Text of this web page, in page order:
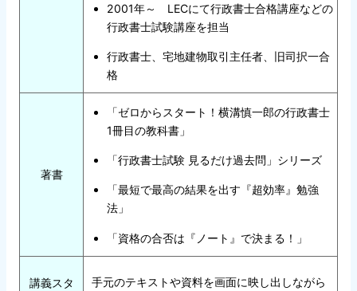
2001年～ LECにて行政書士合格講座などの
行政書士試験講座を担当
行政書士、宅地建物取引主任者、旧司択一合
格
著書
「ゼロからスタート！横溝慎一郎の行政書士
1冊目の教科書」
「行政書士試験 見るだけ過去問」シリーズ
「最短で最高の結果を出す『超効率』勉強
法」
「資格の合否は『ノート』で決まる！」
講義スタ
手元のテキストや資料を画面に映し出しながら